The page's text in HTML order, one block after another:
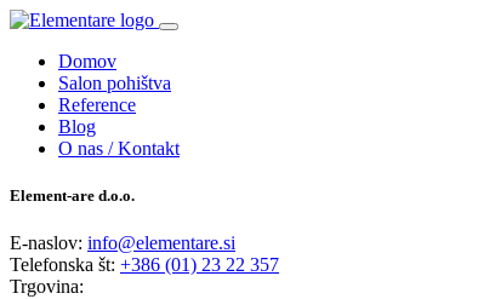
Domov
Salon pohištva
Reference
Blog
O nas / Kontakt
Element-are d.o.o.
E-naslov: info@elementare.si
Telefonska št: +386 (01) 23 22 357
Trgovina: